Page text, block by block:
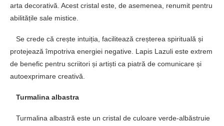
arta decorativă. Acest cristal este, de asemenea, renumit pentru
abilitățile sale mistice.
Se crede că crește intuiția, facilitează creșterea spirituală și
protejează împotriva energiei negative. Lapis Lazuli este extrem
de benefic pentru scriitori și artiști ca piatră de comunicare și
autoexprimare creativă.
Turmalina albastra
Turmalina albastră este un cristal de culoare verde-albăstruie